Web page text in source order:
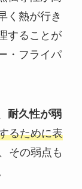
く熱が行き
することが
・フライパ
耐久性が弱
るために表
その弱点も